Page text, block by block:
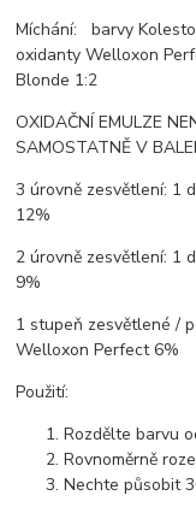
Míchání: barvy
oxidanty Welloxon
Blonde 1:2
OXIDAČNÍ EMULZE
SAMOSTATNĚ V
3 úrovně zesvětlení: 1
12%
2 úrovně zesvětlení: 1
9%
1 stupeň zesvětlené /
Welloxon Perfect 6%
Použití:
Rozdělte barvu
Rovnoměrně
Nechte působit